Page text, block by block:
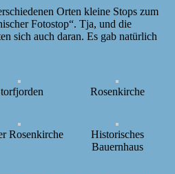
Orten kleine Stops zum
Fotostop“. Tja, und die
sich auch daran. Es gab natürlich
Rosenkirche
Rosenkirche
Historisches
Bauernhaus